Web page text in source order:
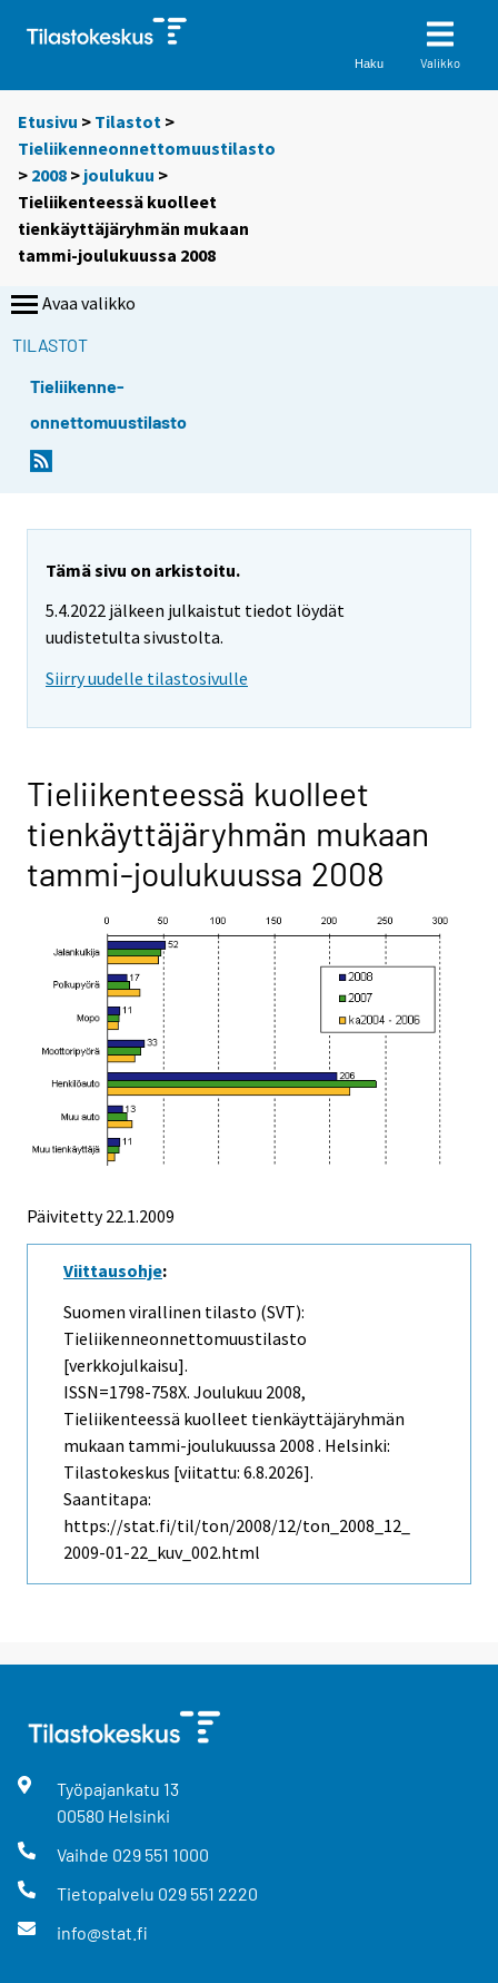
Haku Valikko
Etusivu > Tilastot >
Tieliikenneonnettomuustilasto
> 2008 > joulukuu >
Tieliikenteessä kuolleet
tienkäyttäjäryhmän mukaan
tammi-joulukuussa 2008
Avaa valikko
TILASTOT
Tieliikenne-
onnettomuustilasto
Tämä sivu on arkistoitu.
5.4.2022 jälkeen julkaistut tiedot löydät
uudistetulta sivustolta.
Siirry uudelle tilastosivulle
Tieliikenteessä kuolleet
tienkäyttäjäryhmän mukaan
tammi-joulukuussa 2008
Päivitetty22.1.2009
Viittausohje:
Suomen virallinen tilasto (SVT):
Tieliikenneonnettomuustilasto
[verkkojulkaisu].
ISSN=1798-758X. Joulukuu 2008,
Tieliikenteessä kuolleet tienkäyttäjäryhmän
mukaan tammi-joulukuussa 2008 . Helsinki:
Tilastokeskus [viitattu: 6.8.2026].
Saantitapa:
https://stat.fi/til/ton/2008/12/ton_2008_12_
2009-01-22_kuv_002.html
Työpajankatu 13
00580 Helsinki
Vaihde 029 551 1000
Tietopalvelu 029 551 2220
info@stat.fi